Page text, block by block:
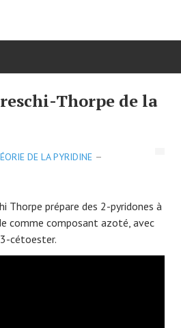
Thorpe de la
DE LA PYRIDINE
Thorpe prépare des 2-pyridones à
comme composant azoté, avec
cétoester.